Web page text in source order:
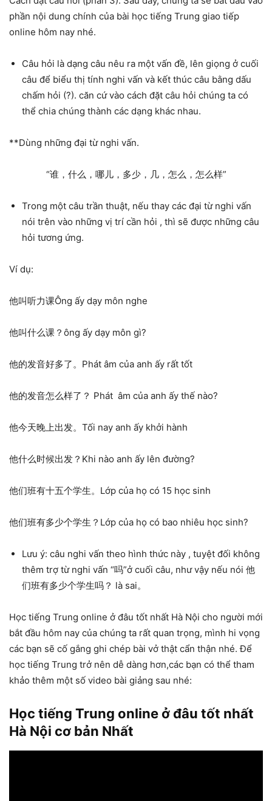
phần nội dung chính của bài học tiếng Trung giao tiếp
online hôm nay nhé.
Câu hỏi là dạng câu nêu ra một vấn đề, lên giọng ở cuối
câu để biểu thị tính nghi vấn và kết thúc câu bằng dấu
chấm hỏi (?). căn cứ vào cách đặt câu hỏi chúng ta có
thể chia chúng thành các dạng khác nhau.
**Dùng những đại từ nghi vấn.
“谁，什么，哪儿，多少，几，怎么，怎么样”
Trong một câu trần thuật, nếu thay các đại từ nghi vấn
nói trên vào những vị trí cần hỏi , thì sẽ được những câu
hỏi tương ứng.
Ví dụ:
他叫听力课Ông ấy dạy môn nghe
他叫什么课？ông ấy dạy môn gì?
他的发音好多了。Phát âm của anh ấy rất tốt
他的发音怎么样了？ Phát âm của anh ấy thế nào?
他今天晚上出发。Tối nay anh ấy khởi hành
他什么时候出发？Khi nào anh ấy lên đường?
他们班有十五个学生。Lớp của họ có 15 học sinh
他们班有多少个学生？Lớp của họ có bao nhiêu học sinh?
Lưu ý: câu nghi vấn theo hình thức này , tuyệt đối không
thêm trợ từ nghi vấn “吗”ở cuối câu, như vậy nếu nói 他
们班有多少个学生吗？ là sai。
Học tiếng Trung online ở đâu tốt nhất Hà Nội cho người mới
bắt đầu hôm nay của chúng ta rất quan trọng, mình hi vọng
các bạn sẽ cố gắng ghi chép bài vở thật cẩn thận nhé. Để
học tiếng Trung trở nên dễ dàng hơn,các bạn có thể tham
khảo thêm một số video bài giảng sau nhé:
Học tiếng Trung online ở đâu tốt nhất
Hà Nội cơ bản Nhất